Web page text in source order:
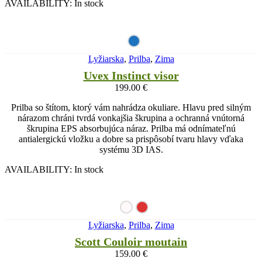
AVAILABILITY: In stock
Lyžiarska, Prilba, Zima
Uvex Instinct visor
199.00 €
Prilba so štítom, ktorý vám nahrádza okuliare. Hlavu pred silným
nárazom chráni tvrdá vonkajšia škrupina a ochranná vnútorná
škrupina EPS absorbujúca náraz. Prilba má odnímateľnú
antialergickú vložku a dobre sa prispôsobí tvaru hlavy vďaka
systému 3D IAS.
AVAILABILITY: In stock
Lyžiarska, Prilba, Zima
Scott Couloir moutain
159.00 €